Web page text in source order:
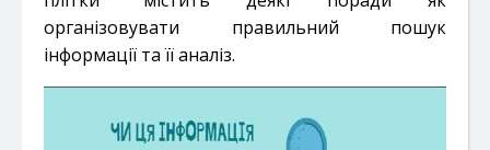
організовувати правильний пошук
інформації та її аналіз.